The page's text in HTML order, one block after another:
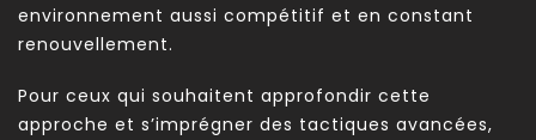
environnement aussi compétitif et en constant
renouvellement.
Pour ceux qui souhaitent approfondir cette
approche et s’imprégner des tactiques avancées,